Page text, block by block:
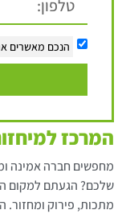
הנכם מאשרים
המרכז
מחפשים חברה אמינה
שלכם? הגעתם למקום
מתכות, פירוק ומחזור.